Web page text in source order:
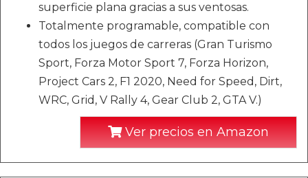
superficie plana gracias a sus ventosas.
Totalmente programable, compatible con
todos los juegos de carreras (Gran Turismo
Sport, Forza Motor Sport 7, Forza Horizon,
Project Cars 2, F1 2020, Need for Speed, Dirt,
WRC, Grid, V Rally 4, Gear Club 2, GTA V.)
Ver precios en Amazon